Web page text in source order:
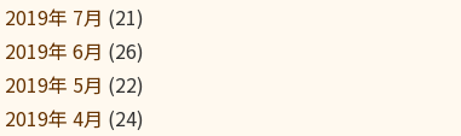
2019年 7月 (21)
2019年 6月 (26)
2019年 5月 (22)
2019年 4月 (24)